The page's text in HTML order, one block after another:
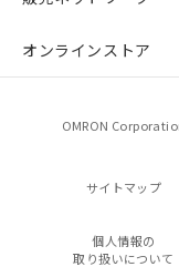
オンラインストア
OMRON
サイトマップ
個人情報の
取り扱いについて